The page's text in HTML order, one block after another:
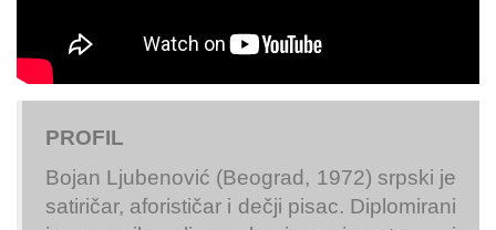
PROFIL
Bojan Ljubenović (Beograd, 1972) srpski je
satiričar, aforističar i dečji pisac. Diplomirani